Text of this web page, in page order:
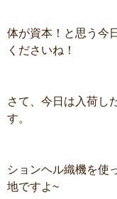
体が資本！と思う今
くださいね！
さて、今日は入荷し
す。
ションヘル織機を使
地ですよ~